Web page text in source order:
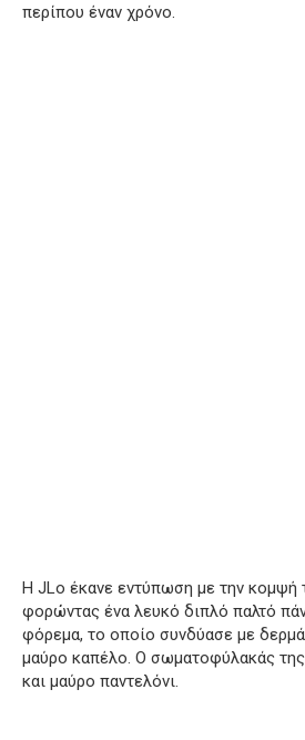
περίπου έναν χρόνο.
Η JLo έκανε εντύπωση με την κομψή
φορώντας ένα λευκό διπλό παλτό
φόρεμα, το οποίο συνδύασε με
μαύρο καπέλο. Ο σωματοφύλακάς
και μαύρο παντελόνι.